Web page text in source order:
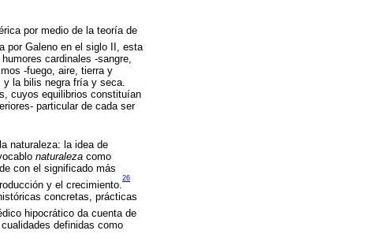
por medio de la teoría de
por Galeno en el siglo II, esta
cardinales -sangre,
-fuego, aire, tierra y
y la bilis negra fría y seca.
cuyos equilibrios constituían
particular de cada ser
naturaleza: la idea de
naturaleza como
con el significado más
y el crecimiento.
26
concretas, prácticas
hipocrático da cuenta de
definidas como